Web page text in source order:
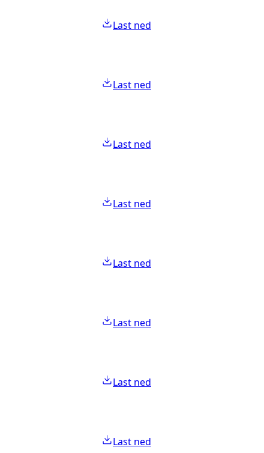
Last ned
Last ned
Last ned
Last ned
Last ned
Last ned
Last ned
Last ned